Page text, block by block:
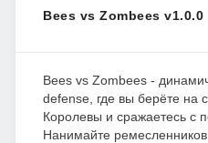
Bees vs Zombees v1.0.0
Bees vs Zombees -
defense, где вы берёте на
Королевы и сражаетесь с
Нанимайте